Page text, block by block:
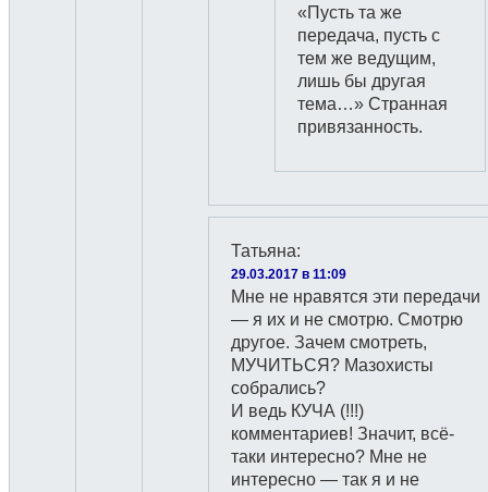
«Пусть та же
передача, пусть с
тем же ведущим,
лишь бы другая
тема…» Странная
привязанность.
Татьяна:
29.03.2017 в 11:09
Мне не нравятся эти передачи
— я их и не смотрю. Смотрю
другое. Зачем смотреть,
МУЧИТЬСЯ? Мазохисты
собрались?
И ведь КУЧА (!!!)
комментариев! Значит, всё-
таки интересно? Мне не
интересно — так я и не